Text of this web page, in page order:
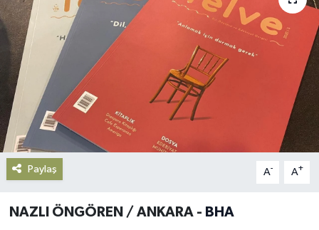
Paylaş A- A+
NAZLI ÖNGÖREN / ANKARA - BHA
Haberde İnsan
Kültür-Sanat
Magazin
Podcast
Politika